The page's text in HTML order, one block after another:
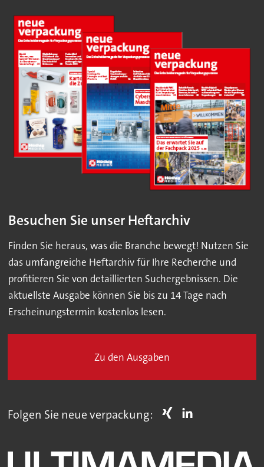
Besuchen Sie unser Heftarchiv
Finden Sie heraus, was die Branche bewegt! Nutzen Sie
das umfangreiche Heftarchiv für Ihre Recherche und
profitieren Sie von detaillierten Suchergebnissen. Die
aktuellste Ausgabe können Sie bis zu 14 Tage nach
Erscheinungstermin kostenlos lesen.
Zu den Ausgaben
Folgen Sie neue verpackung: